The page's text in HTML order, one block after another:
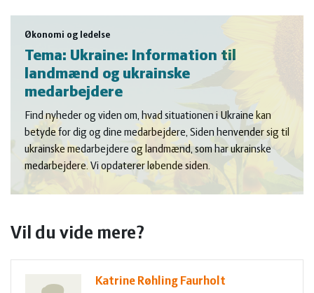
Økonomi og ledelse
Tema: Ukraine: Information til
landmænd og ukrainske
medarbejdere
Find nyheder og viden om, hvad situationen i Ukraine kan
betyde for dig og dine medarbejdere, Siden henvender sig til
ukrainske medarbejdere og landmænd, som har ukrainske
medarbejdere. Vi opdaterer løbende siden.
Vil du vide mere?
Katrine Røhling Faurholt